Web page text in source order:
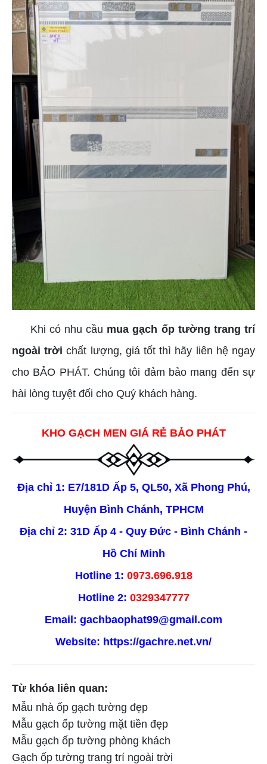
Khi có nhu cầu mua gạch ốp tường trang trí
ngoài trời chất lượng, giá tốt thì hãy liên hệ ngay
cho BẢO PHÁT. Chúng tôi đảm bảo mang đến sự
hài lòng tuyệt đối cho Quý khách hàng.
KHO GẠCH MEN GIÁ RẺ BẢO PHÁT
Địa chỉ 1: E7/181D Ấp 5, QL50, Xã Phong Phú,
Huyện Bình Chánh, TPHCM
Địa chỉ 2: 31D Ấp 4 - Quy Đức - Bình Chánh -
Hồ Chí Minh
Hotline 1: 0973.696.918
Hotline 2: 0329347777
Email: gachbaophat99@gmail.com
Website: https://gachre.net.vn/
Từ khóa liên quan:
Mẫu nhà ốp gạch tường đẹp
Mẫu gạch ốp tường mặt tiền đẹp
Mẫu gạch ốp tường phòng khách
Gạch ốp tường trang trí ngoài trời